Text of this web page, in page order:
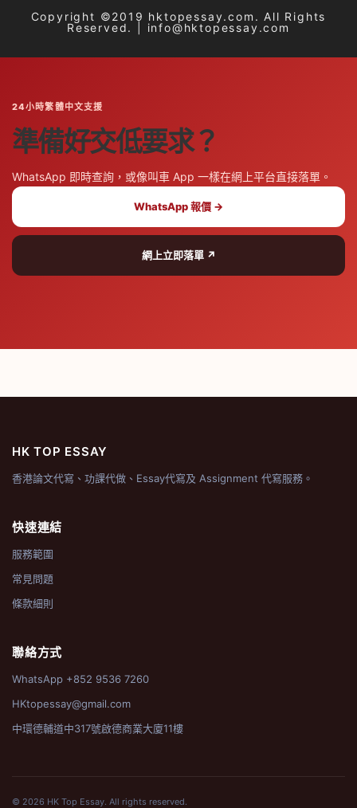
Copyright ©2019 hktopessay.com. All Rights
Reserved. | info@hktopessay.com
24小時繁體中文支援
準備好交低要求？
WhatsApp 即時查詢，或像叫車 App 一樣在網上平台直接落單。
WhatsApp 報價 →
網上立即落單 ↗
HK TOP ESSAY
香港論文代寫、功課代做、Essay代寫及 Assignment 代寫服務。
快速連結
服務範圍
常見問題
條款細則
聯絡方式
WhatsApp +852 9536 7260
HKtopessay@gmail.com
中環德輔道中317號啟德商業大廈11樓
© 2026 HK Top Essay. All rights reserved.